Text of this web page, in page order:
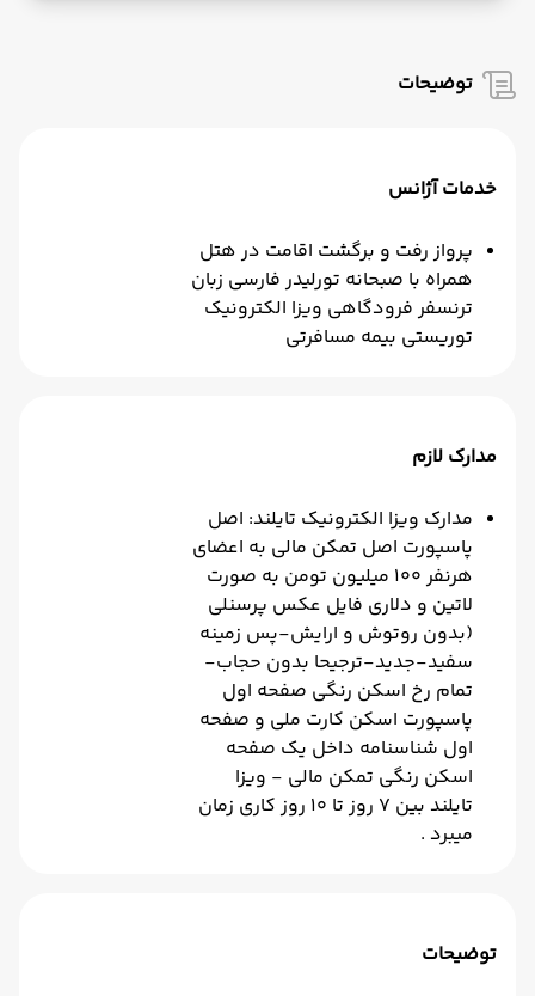
توضیحات
خدمات آژانس
پرواز رفت و برگشت اقامت در هتل
همراه با صبحانه تورلیدر فارسی زبان
ترنسفر فرودگاهی ویزا الکترونیک
توریستی بیمه مسافرتی
مدارک لازم
مدارک ویزا الکترونیک تایلند: اصل
پاسپورت اصل تمکن مالی به اعضای
هرنفر 100 میلیون تومن به صورت
لاتین و دلاری فایل عکس پرسنلی
(بدون روتوش و ارایش-پس زمینه
سفید-جدید-ترجیحا بدون حجاب-
تمام رخ اسکن رنگی صفحه اول
پاسپورت اسکن کارت ملی و صفحه
اول شناسنامه داخل یک صفحه
اسکن رنگی تمکن مالی - ویزا
تایلند بین 7 روز تا 10 روز کاری زمان
میبرد .
توضیحات